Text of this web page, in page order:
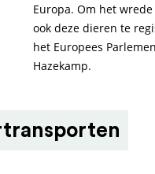
Europa. Om het
ook deze dieren te
het Europees
Hazekamp.